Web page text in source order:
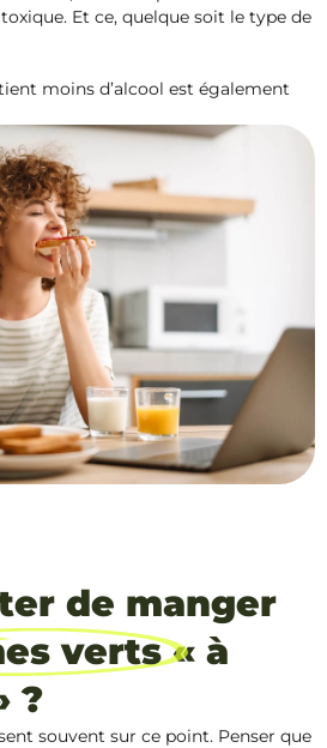
Et ce, quelque soit le type de
moins d’alcool est également
de manger
verts« à
?
souvent sur ce point. Penser que